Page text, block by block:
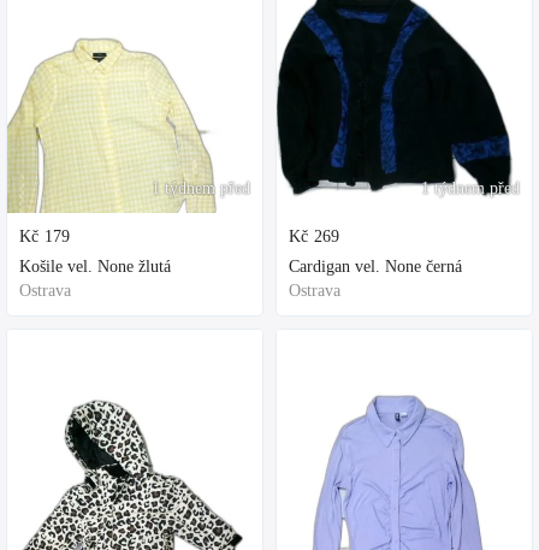
1 týdnem před
Kč 179
Košile vel. None žlutá
Ostrava
1 týdnem před
Kč 269
Cardigan vel. None černá
Ostrava